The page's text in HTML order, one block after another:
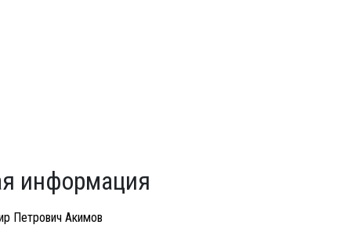
информация
Петрович Акимов